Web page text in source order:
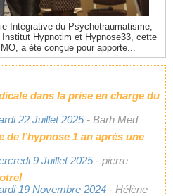
Intégrative du Psychotraumatisme,
Hypnotim et Hypnose33, cette
a été conçue pour apporte...
dans la prise en charge du
22 Juillet 2025 - Barh Med
l’hypnose 1 an après une
9 Juillet 2025 - pierre
19 Novembre 2024 - Hélène